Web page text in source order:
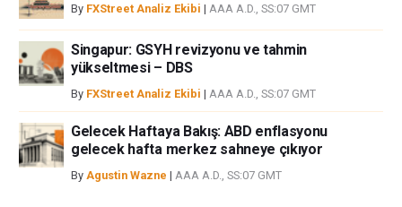
By FXStreet Analiz Ekibi | AAA A.D., SS:07 GMT
Singapur: GSYH revizyonu ve tahmin
yükseltmesi – DBS
By FXStreet Analiz Ekibi | AAA A.D., SS:07 GMT
Gelecek Haftaya Bakış: ABD enflasyonu
gelecek hafta merkez sahneye çıkıyor
By Agustin Wazne | AAA A.D., SS:07 GMT